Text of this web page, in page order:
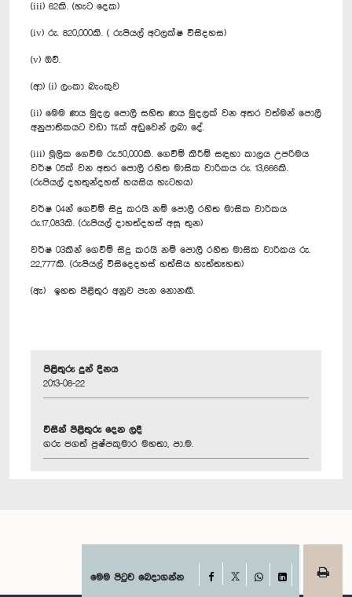
(iii) 62කි. (හැට දෙක)
(iv) රු. 820,000කි. ( රුපියල් අටලක්ෂ විසිදහස)
(v) ඔව්.
(ආ) (i) ලංකා බැංකුව
(ii) මෙම ණය මුදල පොලී සහිත ණය මුදලක් වන අතර වත්මන් පොලී
අනුපාතිකයට වඩා 1%ක් අඩුවෙන් ලබා දේ.
(iii) මූලික ගෙවීම රු.50,000කි. ගෙවීම් කිරීම් සඳහා කාලය උපරිමය
වර්ෂ 05ක් වන අතර පොලී රහිත මාසික වාරිකය රු. 13,666කි.
(රුපියල් දහතුන්දහස් හයසිය හැටහය)
වර්ෂ 04න් ගෙවීම් සිදු කරයි නම් පොලී රහිත මාසික වාරිකය
රු.17,083කි. (රුපියල් දාහත්දහස් අසූ තුන)
වර්ෂ 03කින් ගෙවීම් සිදු කරයි නම් පොලී රහිත මාසික වාරිකය රු.
22,777කි. (රුපියල් විසිදෙදහස් හත්සිය හැත්තෑහත)
(ඇ) ඉහත පිළිතුර අනුව පැන නොනඟී.
පිළිතුරු දුන් දිනය
2013-08-22
විසින් පිළිතුරු දෙන ලදී
ගරු ජගත් පුෂ්පකුමාර මහතා, පා.ම.
මෙම පිටුව බෙදාගන්න Facebook
WhatsAppLinkedIn